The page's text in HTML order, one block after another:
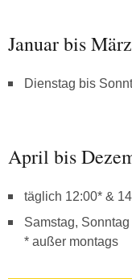
Januar bis
Dienstag bis
April bis
täglich 12:00* &
Samstag,
* außer montags